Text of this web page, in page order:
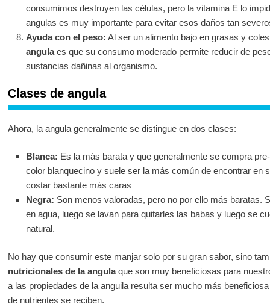
consumimos destruyen las células, pero la vitamina E lo
angulas es muy importante para evitar esos daños tan
Ayuda con el peso: Al ser un alimento bajo en grasas y
angulaes que su consumo moderado permite reducir de
sustancias dañinas al organismo.
Clases de angula
Ahora, la angula generalmente se distingue en dos clases:
Blanca: Es la más barata y que generalmente se compra
color blanquecino y suele ser la más común de encontrar en
costar bastante más caras
Negra: Son menos valoradas, pero no por ello más baratas.
en agua, luego se lavan para quitarles las babas y luego se
natural.
No hay que consumir este manjar solo por su gran sabor, sino
nutricionales de la angulaque son muy beneficiosas para
a las propiedades de la anguila resulta ser mucho más
de nutrientes se reciben.